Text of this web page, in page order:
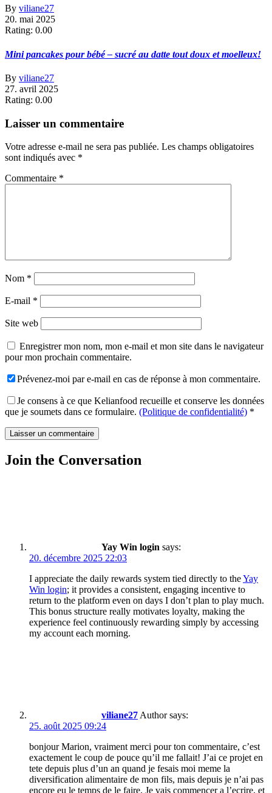
By viliane27
20. mai 2025
Rating: 0.00
Mini pancakes pour bébé – sucré au datte tout doux et moelleux!
By viliane27
27. avril 2025
Rating: 0.00
Laisser un commentaire
Votre adresse e-mail ne sera pas publiée. Les champs obligatoires
sont indiqués avec *
Commentaire *
Nom *
E-mail *
Site web
Enregistrer mon nom, mon e-mail et mon site dans le navigateur
pour mon prochain commentaire.
Prévenez-moi par e-mail en cas de réponse à mon commentaire.
Je consens à ce que Kelianfood recueille et conserve les données
que je soumets dans ce formulaire. (Politique de confidentialité) *
Join the Conversation
Yay Win login says:
20. décembre 2025 22:03
I appreciate the daily rewards system tied directly to theYay
Win login; it provides a consistent, engaging incentive to
return to the platform even on days I don’t plan to play much.
This bonus structure really motivates loyalty, making the
experience feel continuously rewarding simply by accessing
my account each morning.
viliane27 Author says:
25. août 2025 09:24
bonjour Marion, vraiment merci pour ton commentaire, c’est
exactement le coup de pouce qu’il me fallait! J’ai ce projet en
tete depuis plus d’un an quand je fesais moi meme la
diversification alimentaire de mon fils, mais depuis je n’ai pas
encore eu le temps de le faire. Je vais commencer a l’ecrire, et